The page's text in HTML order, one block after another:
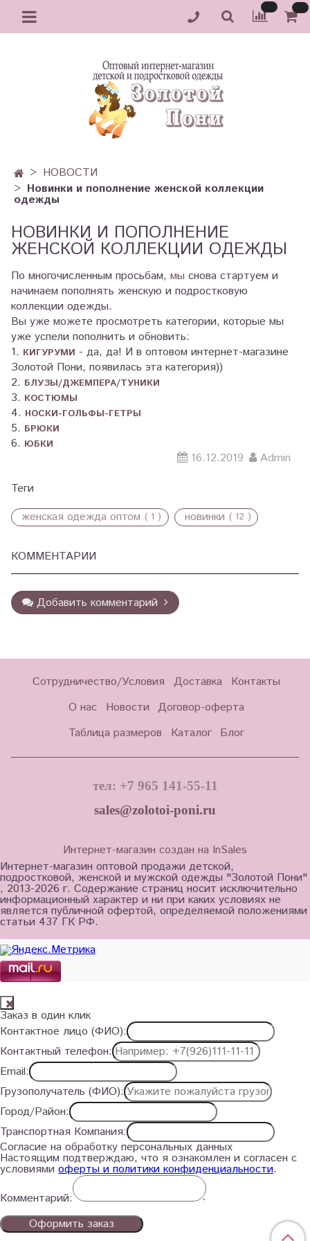
НОВОСТИ
Новинки и пополнение женской коллекции
одежды
НОВИНКИ И ПОПОЛНЕНИЕ
ЖЕНСКОЙ КОЛЛЕКЦИИ ОДЕЖДЫ
По многочисленным просьбам, мы снова стартуем и
начинаем пополнять женскую и подростковую
коллекции одежды.
Вы уже можете просмотреть категории, которые мы
уже успели пополнить и обновить:
1. КИГУРУМИ - да, да! И в оптовом интернет-магазине
Золотой Пони, появилась эта категория))
2. БЛУЗЫ/ДЖЕМПЕРА/ТУНИКИ
3. КОСТЮМЫ
4. НОСКИ-ГОЛЬФЫ-ГЕТРЫ
5. БРЮКИ
6. ЮБКИ
16.12.2019
Admin
Теги
женская одежда оптом ( 1 ) новинки ( 12 )
КОММЕНТАРИИ
Добавить комментарий
Сотрудничество/Условия Доставка
Контакты
О нас
Новости Договор-оферта
Таблица размеров
Каталог Блог
тел: +7 965 141-55-11
sales@zolotoi-poni.ru
Интернет-магазин создан на InSales
Интернет-магазин оптовой продажи детской,
подростковой, женской и мужской одежды "Золотой Пони"
, 2013-2026 г. Содержание страниц носит исключительно
информационный характер и ни при каких условиях не
является публичной офертой, определяемой положениями
статьи 437 ГК РФ.
Заказ в один клик
Контактное лицо (ФИО):
Контактный телефон:
Email:
Грузополучатель (ФИО):
Город/Район:
Транспортная Компания:
Согласие на обработку персональных данных
Настоящим подтверждаю, что я ознакомлен и согласен с
условиями оферты и политики конфиденциальности.
Комментарий:
Оформить заказ